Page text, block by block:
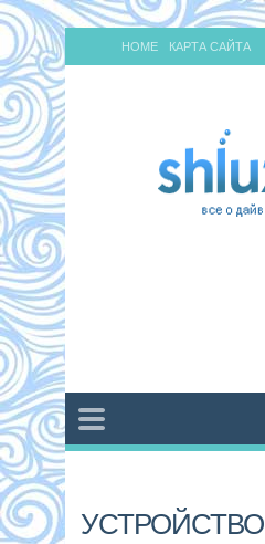
HOME КАРТА САЙТА
УСТРОЙСТВО